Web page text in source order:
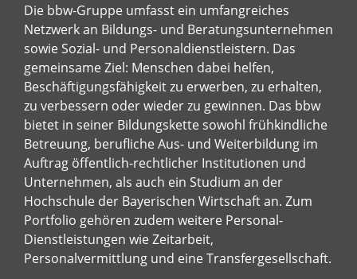
Die bbw-Gruppe umfasst ein umfangreiches
Netzwerk an Bildungs- und Beratungsunternehmen
sowie Sozial- und Personaldienstleistern. Das
gemeinsame Ziel: Menschen dabei helfen,
Beschäftigungsfähigkeit zu erwerben, zu erhalten,
zu verbessern oder wieder zu gewinnen. Das bbw
bietet in seiner Bildungskette sowohl frühkindliche
Betreuung, berufliche Aus- und Weiterbildung im
Auftrag öffentlich-rechtlicher Institutionen und
Unternehmen, als auch ein Studium an der
Hochschule der Bayerischen Wirtschaft an. Zum
Portfolio gehören zudem weitere Personal-
Dienstleistungen wie Zeitarbeit,
Personalvermittlung und eine Transfergesellschaft.